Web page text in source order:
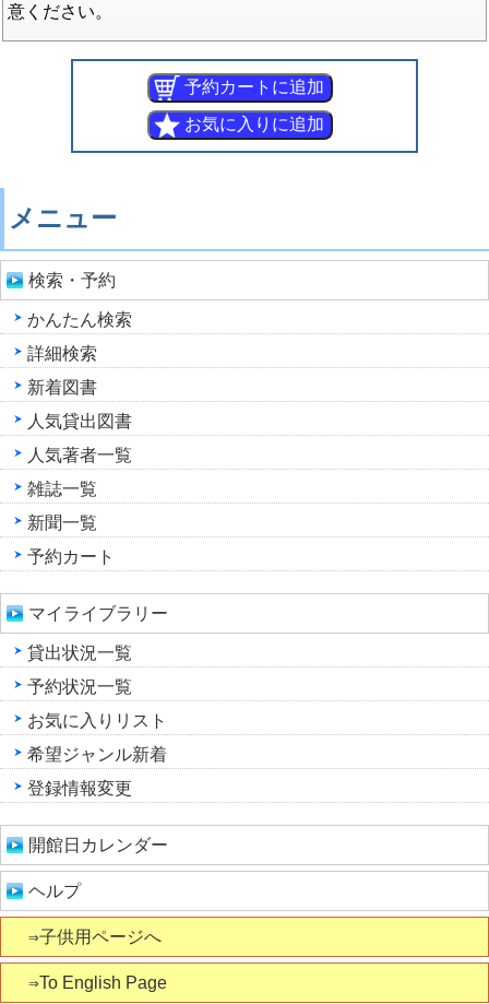
意ください。
メニュー
検索・予約
かんたん検索
詳細検索
新着図書
人気貸出図書
人気著者一覧
雑誌一覧
新聞一覧
予約カート
マイライブラリー
貸出状況一覧
予約状況一覧
お気に入りリスト
希望ジャンル新着
登録情報変更
開館日カレンダー
ヘルプ
⇒子供用ページへ
⇒To English Page